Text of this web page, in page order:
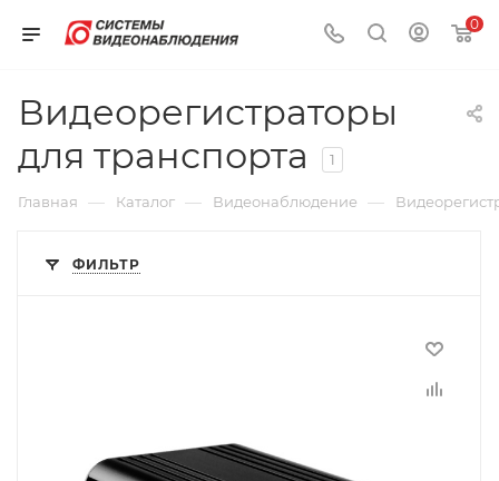
0
Видеорегистраторы
для транспорта
1
Главная — Каталог — Видеонаблюдение —
ФИЛЬТР